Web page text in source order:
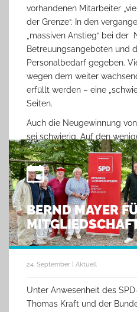
vorhandenen Mitarbeiter
der Grenze“. In den
„massiven Anstieg“ bei der
Betreuungsangeboten und
Personalbedarf gegeben.
wegen dem weiter
erfüllt werden – eine
Seiten.
Auch die Neugewinnung
sei schwierig. Auf den
größer werdendes
sind kaum zu motivieren,
übernehmen.“
Nicht unerwähnt blieb
soziales Pflichtjahr, die der
angestoßen hatte. Der
Tauberbischofsheim Julian
Zusammenhang darauf,
aber nicht als Reservoir für
attraktive Anreize
BERND MAYER
24. September | Aktuell
Unter Anwesenheit des
Thomas Kraft und der